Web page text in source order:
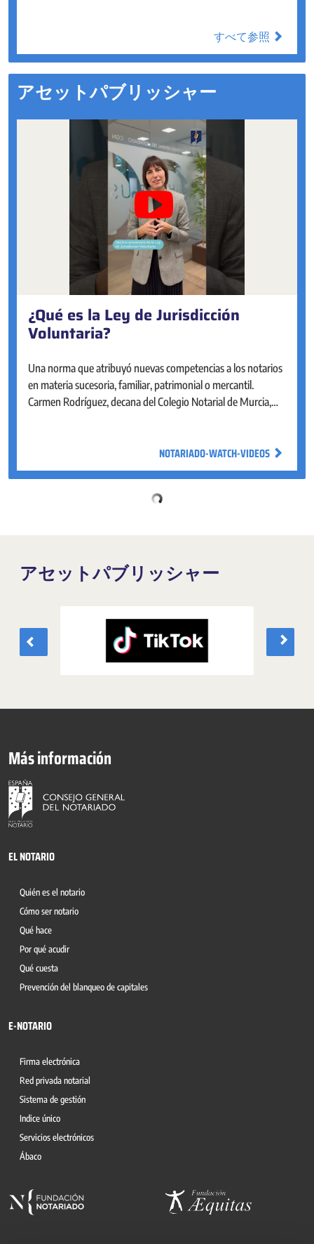
すべて参照
las pymes desde su constitución y a lo largo de toda su
andadura empresarial.
すべて参照
アセットパブリッシャー
¿Qué es la Ley de Jurisdicción
Voluntaria?
Una norma que atribuyó nuevas competencias a los notarios
en materia sucesoria, familiar, patrimonial o mercantil.
Carmen Rodríguez, decana del Colegio Notarial de Murcia,
NOTARIADO-WATCH-VIDEOS
Portal Estadístico del Notariado
la consulta y el análisis del mercado inmobiliario en nuestro
país. Cuenta con un mapa de fácil navegación, visual e
interactivo para explorar y obtener los principales indicadores
NOTARIADO-WATCH-VIDEOS
アセットパブリッシャー
Más información
EL NOTARIO
Quién es el notario
Cómo ser notario
Qué hace
Por qué acudir
Qué cuesta
Prevención del blanqueo de capitales
E-NOTARIO
Firma electrónica
Red privada notarial
Sistema de gestión
Indice único
Servicios electrónicos
Ábaco